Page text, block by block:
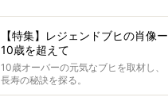
【特集】レジェンドブヒの肖像ー
10歳を超えて
10歳オーバーの元気なブヒを取材し、
長寿の秘訣を探る。